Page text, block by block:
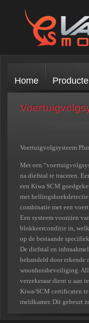
Home
Voertuigvolgsysteem
Met een
na diefstal te traceren.
een Kiwa SCM
met
combinatie met een
Een systeem voorzien
blokkeerconditie in,
op de bestaande
De diefstal en
behandeld door erkende
woonhuisbeveiliging.
verzekeraar dient u aan
Kiwa/SCM certificaten te
meldkamer. Dit gebeurt